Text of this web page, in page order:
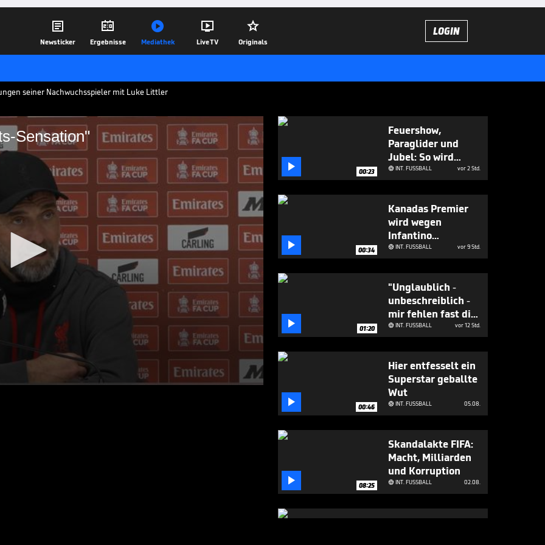

Newsticker

Ergebnisse

Mediathek

Live TV

Originals
LOGIN
seiner Nachwuchsspieler mit Luke Littler
Sensation"
Darts-Sensation"
im FA Cup gegen Southampton,
Tore von Jayden Danns nicht
Talent seine Zeit lässt.
29.02.24
 00:23
Feuershow,
Paraglider und
Jubel: So wird
dieser WM-Held
empfangen
 INT. FUSSBALL vor 2 Std.
 00:34
Kanadas Premier
wird wegen
Infantino
überdeutlich
 INT. FUSSBALL vor 9 Std.
 01:20
"Unglaublich -
unbeschreiblich -
mir fehlen fast die
Worte!"
 INT. FUSSBALL vor 12 Std.
 00:46
Hier entfesselt ein
Superstar geballte
Wut
 INT. FUSSBALL 05.08.
 08:25
Skandalakte FIFA:
Macht, Milliarden
und Korruption
 INT. FUSSBALL 02.08.
Boateng? "Er ist